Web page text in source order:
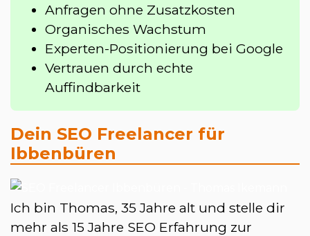
Anfragen ohne Zusatzkosten
Organisches Wachstum
Experten-Positionierung bei Google
Vertrauen durch echte
Auffindbarkeit
Dein SEO Freelancer für
Ibbenbüren
Ich bin Thomas, 35 Jahre alt und stelle dir
mehr als 15 Jahre SEO Erfahrung zur